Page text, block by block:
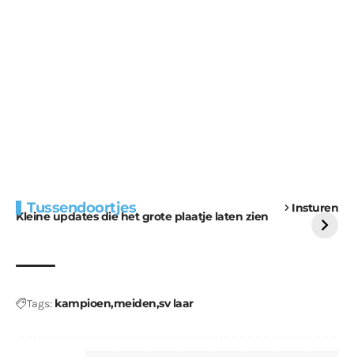
Tussendoortjes Insturen
Kleine updates die het grote plaatje laten zien
voor kabouters
uitdaging
Tags: kampioenmeiden sv laar